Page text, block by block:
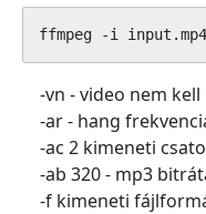
ffmpeg -i
-vn - video nem kell
-ar - hang
-ac 2 kimeneti
-ab 320 - mp3
-f kimeneti